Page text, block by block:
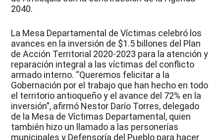
2040.
La Mesa Departamental de Víctimas celebró los
avances en la inversión de $1.5 billones del Plan
de Acción Territorial 2020-2023 para la atención y
reparación integral a las víctimas del conflicto
armado interno. “Queremos felicitar a la
Gobernación por el trabajo que han hecho en todo
el territorio antioqueño y el avance del 72% en la
inversión”, afirmó Nestor Darío Torres, delegado
de la Mesa de Víctimas Departamental, quien
también hizo un llamado a las personerías
municipales y Defensoría del Pueblo para hacer